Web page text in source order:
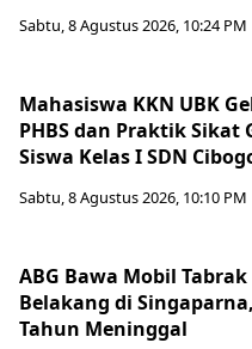
Sabtu, 8 Agustus 2026, 10:24 PM
Mahasiswa KKN UBK
PHBS dan Praktik Sikat
Siswa Kelas I SDN
Sabtu, 8 Agustus 2026, 10:10 PM
ABG Bawa Mobil
Belakang di
Tahun Meninggal